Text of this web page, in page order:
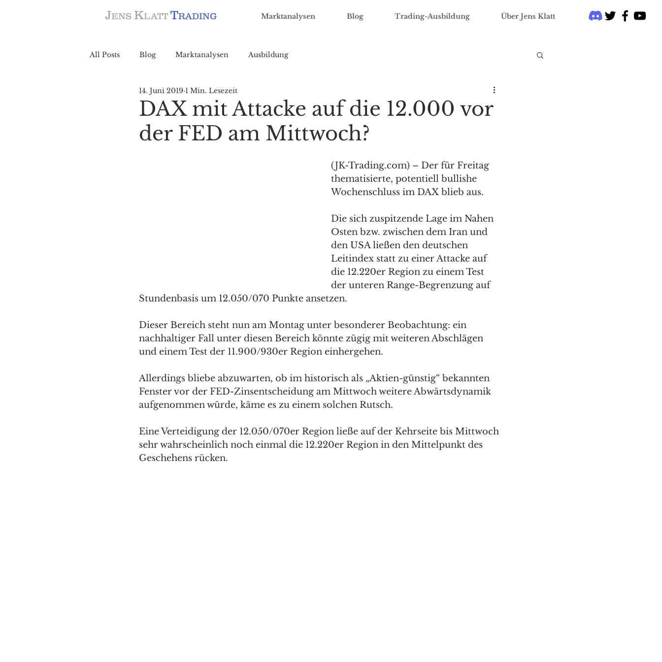
JENS KLATT TRADING Marktanalysen Blog Trading-Ausbildung Über Jens Klatt
All Posts Blog Marktanalysen Ausbildung
DAX mit Attacke auf die 12.000 vor
der FED am Mittwoch?
14. Juni 2019 1 Min. Lesezeit
(JK-Trading.com) – Der für Freitag
thematisierte, potentiell bullishe
Wochenschluss im DAX blieb aus.
Die sich zuspitzende Lage im Nahen
Osten bzw. zwischen dem Iran und
den USA ließen den deutschen
Leitindex statt zu einer Attacke auf
die 12.220er Region zu einem Test
der unteren Range-Begrenzung auf
Stundenbasis um 12.050/070 Punkte ansetzen.
Dieser Bereich steht nun am Montag unter besonderer Beobachtung: ein
nachhaltiger Fall unter diesen Bereich könnte zügig mit weiteren Abschlägen
und einem Test der 11.900/930er Region einhergehen.
Allerdings bliebe abzuwarten, ob im historisch als „Aktien-günstig“ bekannten
Fenster vor der FED-Zinsentscheidung am Mittwoch weitere Abwärtsdynamik
aufgenommen würde, käme es zu einem solchen Rutsch.
Eine Verteidigung der 12.050/070er Region ließe auf der Kehrseite bis Mittwoch
sehr wahrscheinlich noch einmal die 12.220er Region in den Mittelpunkt des
Geschehens rücken.